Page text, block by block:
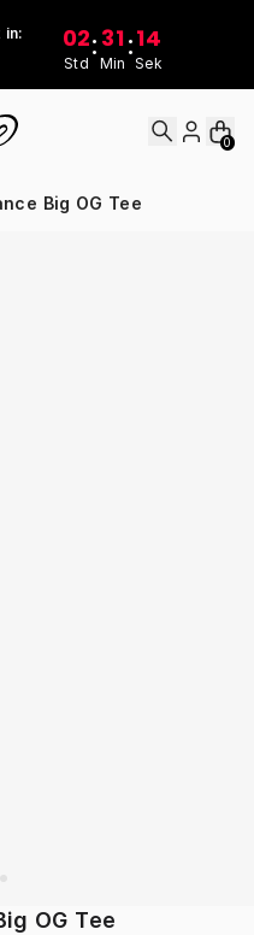
in:
02
Std
: 31
Min
:14
Sek
0
Big OG Tee
OG Tee